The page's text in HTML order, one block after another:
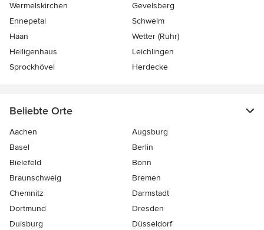
Wermelskirchen
Gevelsberg
Ennepetal
Schwelm
Haan
Wetter (Ruhr)
Heiligenhaus
Leichlingen
Sprockhövel
Herdecke
Beliebte Orte
Aachen
Augsburg
Basel
Berlin
Bielefeld
Bonn
Braunschweig
Bremen
Chemnitz
Darmstadt
Dortmund
Dresden
Duisburg
Düsseldorf